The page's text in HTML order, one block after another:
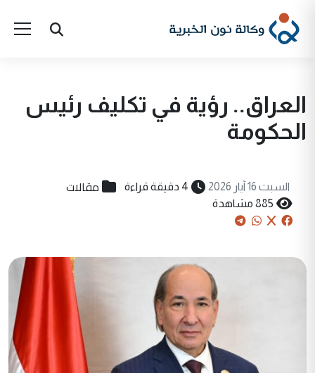
العراق.. رؤية في تكليف رئيس
الحكومة
السبت 16 آيار 2026 4 دقيقة قراءة مقالات
885 مشاهدة